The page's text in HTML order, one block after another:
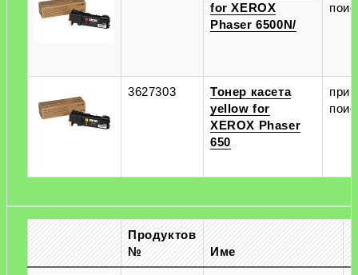
for XEROX
Phaser 6500N/
3627303
Тонер касета
yellow for
XEROX Phaser
650
при
Продуктов
№
Име